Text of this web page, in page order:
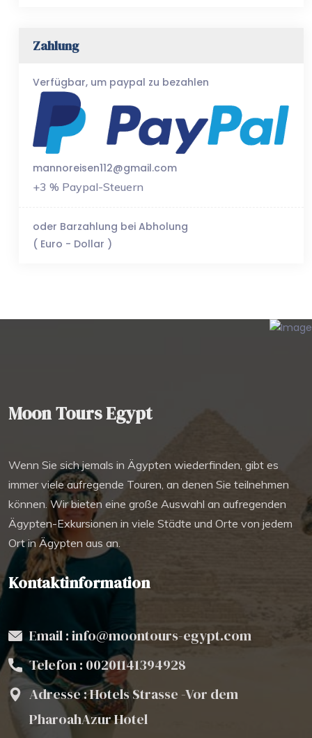
Zahlung
Verfügbar, um paypal zu bezahlen
mannoreisen112@gmail.com
+3 % Paypal-Steuern
oder Barzahlung bei Abholung
( Euro - Dollar )
Moon Tours Egypt
Wenn Sie sich jemals in Ägypten wiederfinden, gibt es
immer viele aufregende Touren, an denen Sie teilnehmen
können. Wir bieten eine große Auswahl an aufregenden
Ägypten-Exkursionen in viele Städte und Orte von jedem
Ort in Ägypten aus an.
Kontaktinformation
Email : info@moontours-egypt.com
Telefon : 00201141394928
Adresse : Hotels Strasse -Vor dem
PharoahAzur Hotel